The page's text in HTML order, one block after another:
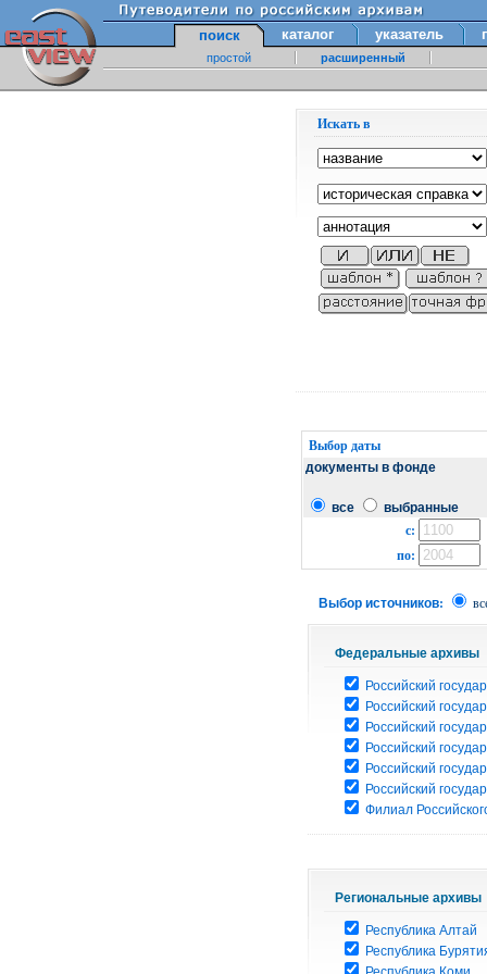
поиск каталог указатель
простой расширенный
Искать в
Выбор даты
документы в фонде
все выбранные
с:
по:
Выбор источников:
Федеральные архивы
Российский
Российский
Российский
Российский
Российский
Российский
Филиал
Региональные архивы
Республика Алтай
Республика